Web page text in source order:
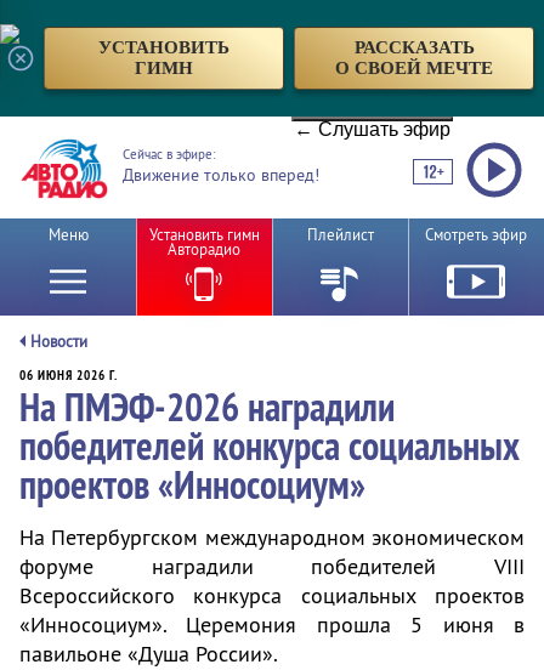
УСТАНОВИТЬ
ГИМН
РАССКАЗАТЬ
О СВОЕЙ МЕЧТЕ
← Слушать эфир
Сейчас в эфире:
Движение только вперед!
Меню Установить гимн
Авторадио
Плейлист Смотреть эфир
Новости
06 ИЮНЯ 2026 Г.
На ПМЭФ-2026 наградили
победителей конкурса социальных
проектов «Инносоциум»
На Петербургском международном экономическом
форуме наградили победителей VIII
Всероссийского конкурса социальных проектов
«Инносоциум». Церемония прошла 5 июня в
павильоне «Душа России».